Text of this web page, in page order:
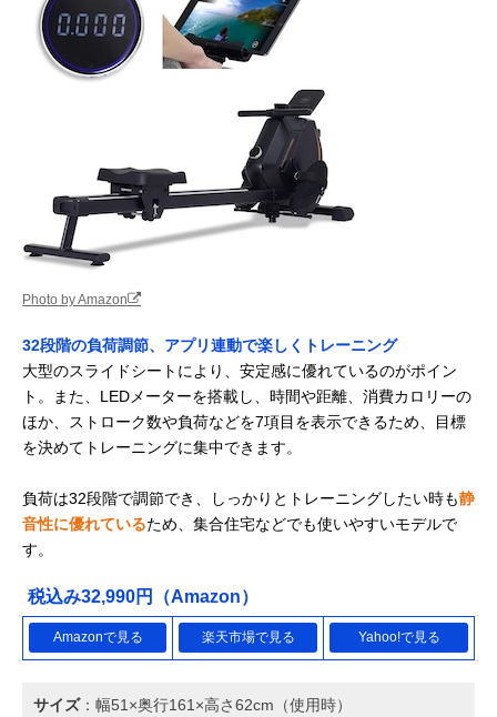
Photo by Amazon
32段階の負荷調節、アプリ連動で楽しくトレーニング
大型のスライドシートにより、安定感に優れているのがポイン
ト。また、LEDメーターを搭載し、時間や距離、消費カロリーの
ほか、ストローク数や負荷などを7項目を表示できるため、目標
を決めてトレーニングに集中できます。
負荷は32段階で調節でき、しっかりとトレーニングしたい時も静
音性に優れているため、集合住宅などでも使いやすいモデルで
す。
税込み32,990円（Amazon）
Amazonで見る 楽天市場で見る Yahoo!で見る
サイズ：幅51×奥行161×高さ62cm（使用時）